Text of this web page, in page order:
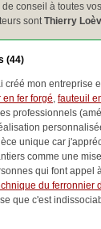
conseil à toutes
sontThierry
(44)
créé mon entreprise
en fer forgé, fauteuil
professionnels
unique car
comme une
qui font appel
du ferronnier
que c'est